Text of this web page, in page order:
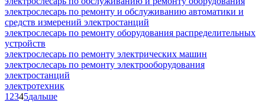
электрослесарь по ремонту и обслуживанию автоматики и
средств измерений электростанций
электрослесарь по ремонту оборудования распределительных
устройств
электрослесарь по ремонту электрических машин
электрослесарь по ремонту электрооборудования
электростанций
электротехник
1 2345дальше